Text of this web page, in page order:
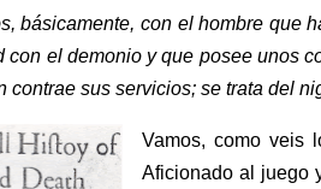
básicamente, con el hombre que
con el demonio y que posee unos
contrae sus servicios; se trata del
Vamos, como veis
Aficionado al juego